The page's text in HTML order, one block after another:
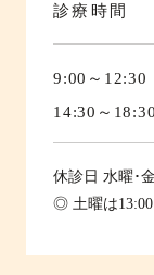
診療時間
9:00～12:30
14:30～18:30
休診日 水曜･
◎ 土曜は